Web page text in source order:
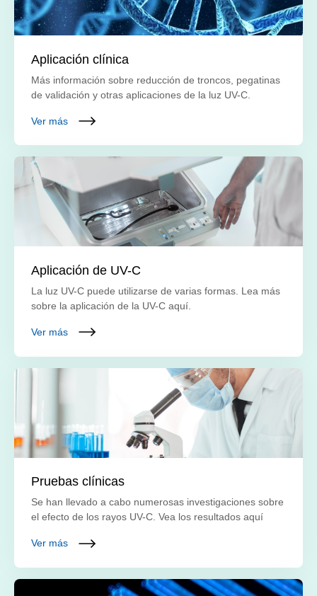
Aplicación clínica
Más información sobre reducción de troncos, pegatinas
de validación y otras aplicaciones de la luz UV-C.
Ver más
Aplicación de UV-C
La luz UV-C puede utilizarse de varias formas. Lea más
sobre la aplicación de la UV-C aquí.
Ver más
Pruebas clínicas
Se han llevado a cabo numerosas investigaciones sobre
el efecto de los rayos UV-C. Vea los resultados aquí
Ver más